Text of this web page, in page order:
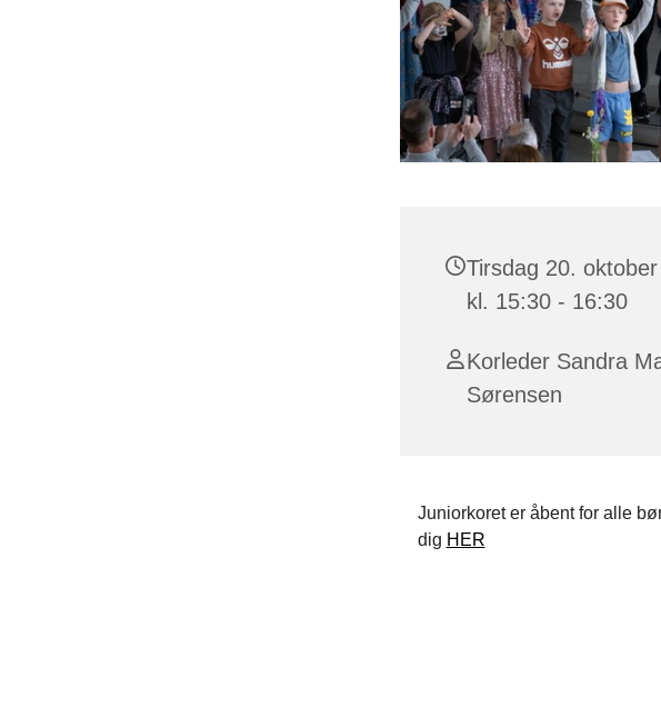
Tirsdag 20.
kl. 15:30 - 16:30
Korleder Sandra
Sørensen
Juniorkoret er åbent for alle
dig HER